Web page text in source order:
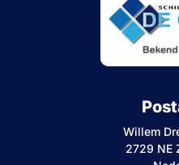
Willem
2729 NE